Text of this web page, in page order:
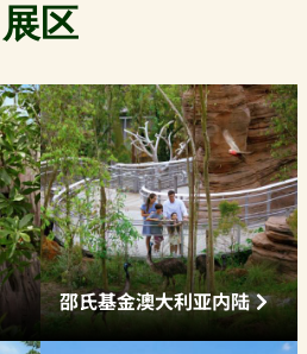
展区
邵氏基金澳大利亚内陆